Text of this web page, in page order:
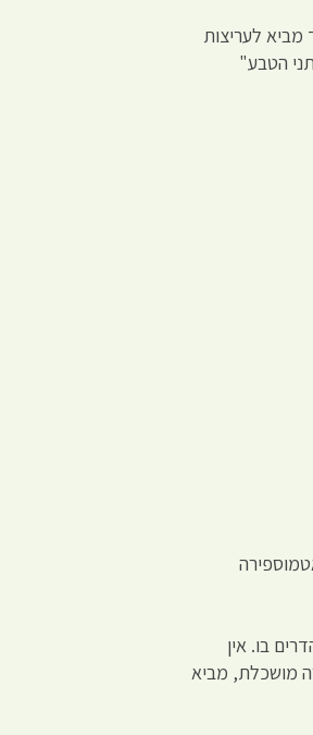
מביא לעריצות
הטבע"
בו. אין
מושכלת, מביא